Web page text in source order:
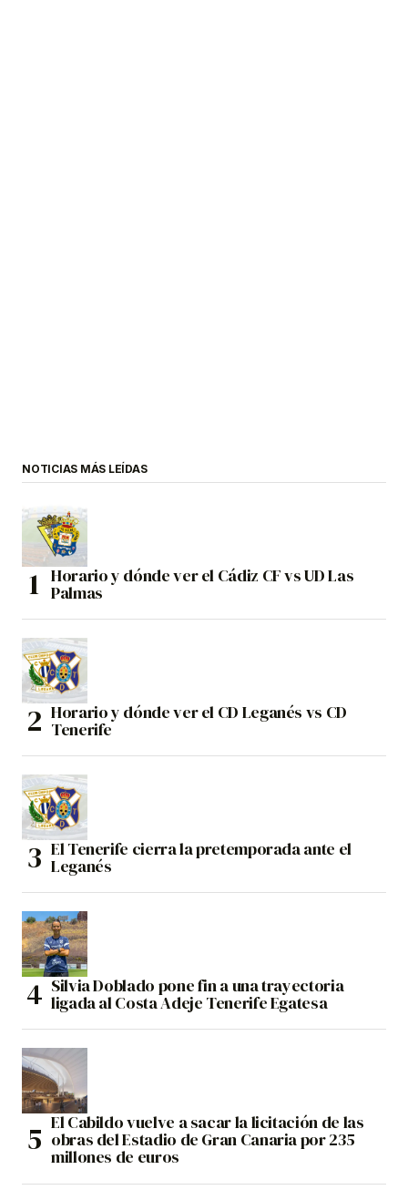
NOTICIAS MÁS LEÍDAS
Horario y dónde ver el Cádiz CF vs UD Las
Palmas
Horario y dónde ver el CD Leganés vs CD
Tenerife
El Tenerife cierra la pretemporada ante el
Leganés
Silvia Doblado pone fin a una trayectoria
ligada al Costa Adeje Tenerife Egatesa
El Cabildo vuelve a sacar la licitación de las
obras del Estadio de Gran Canaria por 235
millones de euros